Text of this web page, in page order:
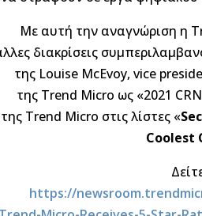
Με αυτή την αναγνώριση η
διακρίσεις
της Louise McEvoy, vice
της Trend Micro ως «2021
της Trend Micro στις λίστες «
Coolest
https://